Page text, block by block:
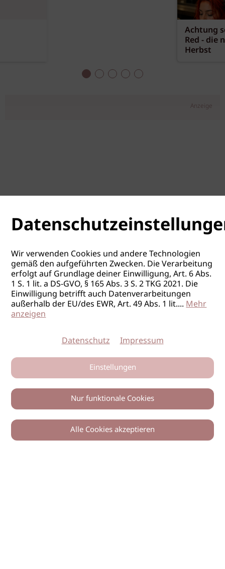
Achtung
Red - die
Herbst
Anzeige
0
Wir verwenden Cookies und andere Technologien
gemäß den aufgeführten Zwecken. Die Verarbeitung
erfolgt auf Grundlage deiner Einwilligung, Art. 6 Abs.
1 S. 1 lit. a DS-GVO, § 165 Abs. 3 S. 2 TKG 2021. Die
Einwilligung betrifft auch Datenverarbeitungen
außerhalb der EU/des EWR, Art. 49 Abs. 1 lit....Mehr
anzeigen
Datenschutz Impressum
Einstellungen
Nur funktionale Cookies
Alle Cookies akzeptieren